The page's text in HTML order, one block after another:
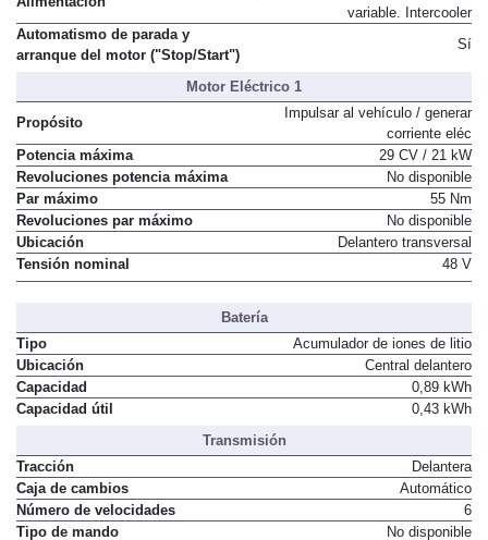
Alimentación
Inyección directa. Turbo. Geometría
Automatismo de parada y
Motor Eléctrico 1
Propósito
Impulsar al vehículo / generar
corriente eléc
Potencia máxima
29 CV / 21 kW
Revoluciones potencia máxima
No disponible
Par máximo
55 Nm
Revoluciones par máximo
No disponible
Ubicación
Delantero transversal
Tensión nominal
48 V
Batería
Tipo
Acumulador de iones de litio
Ubicación
Central delantero
Capacidad
0,89 kWh
Transmisión
Tracción
Delantera
Caja de cambios
Automático
Número de velocidades
6